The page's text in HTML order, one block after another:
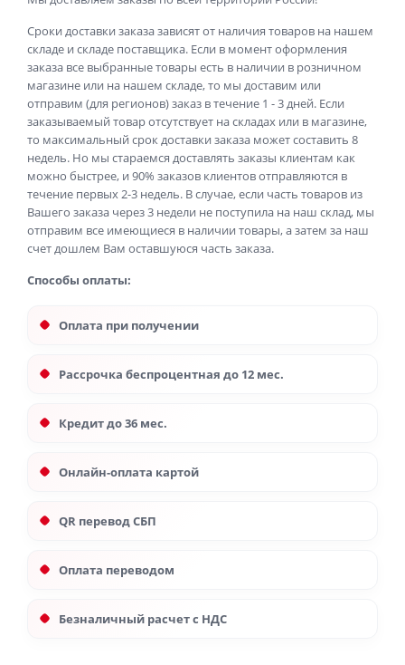
Сроки доставки заказа зависят от наличия товаров на нашем
складе и складе поставщика. Если в момент оформления
заказа все выбранные товары есть в наличии в розничном
магазине или на нашем складе, то мы доставим или
отправим (для регионов) заказ в течение 1 - 3 дней. Если
заказываемый товар отсутствует на складах или в магазине,
то максимальный срок доставки заказа может составить 8
недель. Но мы стараемся доставлять заказы клиентам как
можно быстрее, и 90% заказов клиентов отправляются в
течение первых 2-3 недель. В случае, если часть товаров из
Вашего заказа через 3 недели не поступила на наш склад, мы
отправим все имеющиеся в наличии товары, а затем за наш
счет дошлем Вам оставшуюся часть заказа.
Способы оплаты:
Оплата при получении
Рассрочка беспроцентная до 12 мес.
Кредит до 36 мес.
Онлайн-оплата картой
QR перевод СБП
Оплата переводом
Безналичный расчет с НДС